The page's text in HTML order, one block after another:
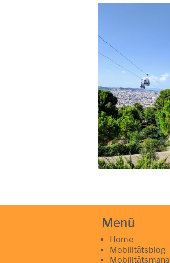
Menü
Home
Mobilitätsblog